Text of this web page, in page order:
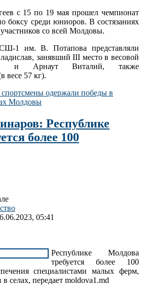
с 15 по 19 мая прошел чемпионат
боксу среди юниоров. В состязаниях
со всей Молдовы.
1 им. В. Потапова представляли
занявший III место в весовой
и Арнаут Виталий, также
весе 57 кг).
спортсмены одержали победы в
Молдовы
Республике
более 100
05:41
Республике Молдова
требуется более 100
специалистами малых ферм,
селах, передает moldova1.md